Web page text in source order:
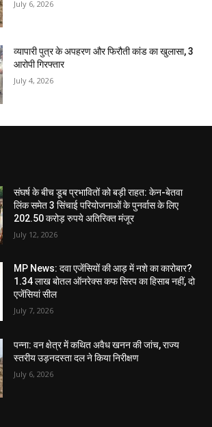
July 6, 2026
व्यापारी पुत्र के अपहरण और फिरौती कांड का खुलासा, 3
आरोपी गिरफ्तार
July 4, 2026
संघर्ष के बीच डूब प्रभावितों को बड़ी राहत: केन-बेतवा
लिंक समेत 3 सिंचाई परियोजनाओं के पुनर्वास के लिए
202.50 करोड़ रुपये अतिरिक्त मंजूर
July 12, 2026
MP News: दवा एजेंसियों की आड़ में नशे का कारोबार?
1.34 लाख बोतल ऑनरेक्स कफ सिरप का हिसाब नहीं, दो
एजेंसियां सील
July 7, 2026
पन्ना: वन क्षेत्र में कथित अवैध खनन की जांच, राज्य
स्तरीय उड़नदस्ता दल ने किया निरीक्षण
July 6, 2026